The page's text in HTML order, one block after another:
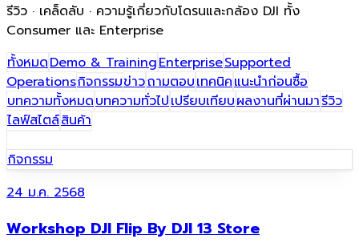
รีวิว · เคล็ดลับ · ความรู้เกี่ยวกับโดรนและกล้อง DJI ทั้ง
Consumer และ Enterprise
ทั้งหมดDemo & TrainingEnterpriseSupported
Operationsกิจกรรมข่าวถามตอบเทคนิคแนะนำก่อนซื้อ
บทความทั้งหมดบทความทั่วไปเปรียบเทียบผลงานที่ผ่านมา​รีวิว
ไลฟ์สไตล์สินค้า
กิจกรรม
24 ม.ค. 2568
Workshop DJI Flip By DJI 13 Store